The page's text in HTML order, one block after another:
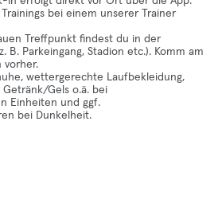
bei einem unserer Trainer
Treffpunkt findest du in der
B. Parkeingang, Stadion etc.). Komm am
vorher.
wettergerechte Laufbekleidung,
Getränk/Gels o.ä. bei
Einheiten und ggf.
bei Dunkelheit.